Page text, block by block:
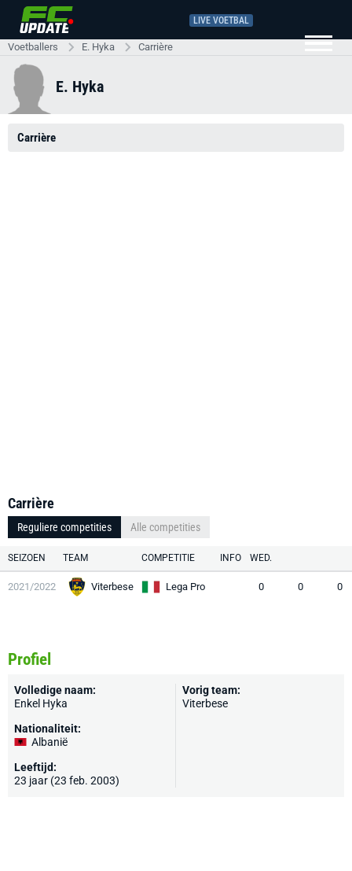
LIVE VOETBAL
Voetballers E. Hyka Carrière
E. Hyka
Carrière
Carrière
Reguliere competities Alle competities
SEIZOEN TEAM COMPETITIE INFO WED.
2021/2022 Viterbese Lega Pro 0 0 0
Profiel
Volledige naam:
Enkel Hyka
Nationaliteit:
Albanië
Leeftijd:
23 jaar (23 feb. 2003)
Vorig team:
Viterbese